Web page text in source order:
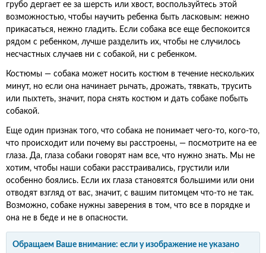
грубо дергает ее за шерсть или хвост, воспользуйтесь этой
возможностью, чтобы научить ребенка быть ласковым: нежно
прикасаться, нежно гладить. Если собака все еще беспокоится
рядом с ребенком, лучше разделить их, чтобы не случилось
несчастных случаев ни с собакой, ни с ребенком.
Костюмы — собака может носить костюм в течение нескольких
минут, но если она начинает рычать, дрожать, тявкать, трусить
или пыхтеть, значит, пора снять костюм и дать собаке побыть
собакой.
Еще один признак того, что собака не понимает чего-то, кого-то,
что происходит или почему вы расстроены, — посмотрите на ее
глаза. Да, глаза собаки говорят нам все, что нужно знать. Мы не
хотим, чтобы наши собаки расстраивались, грустили или
особенно боялись. Если их глаза становятся большими или они
отводят взгляд от вас, значит, с вашим питомцем что-то не так.
Возможно, собаке нужны заверения в том, что все в порядке и
она не в беде и не в опасности.
Обращаем Ваше внимание: если у изображение не указано